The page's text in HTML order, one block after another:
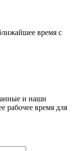
время с
и наши
рабочее время для